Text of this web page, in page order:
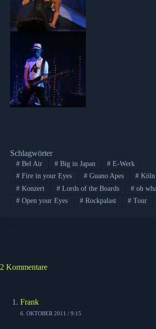
Schlagwörter
#Bel Air #Big in Japan # E-Werk
#Fire in your Eyes #Guano Apes # Köln
#Konzert #Lords of the Boards # oh
#Open your Eyes #Rockpalast # Tour
2 Kommentare
Frank
6. OKTOBER 2011 / 9:15